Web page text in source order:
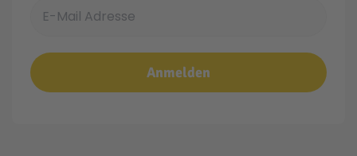
Anmelden